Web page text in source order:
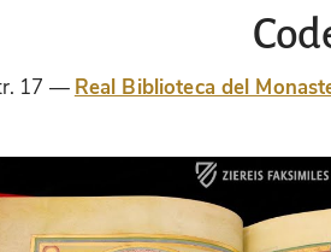
17 Real Biblioteca del